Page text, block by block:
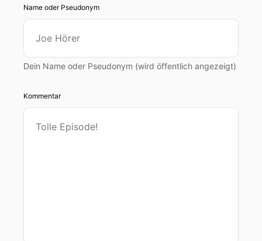
Name oder Pseudonym
Dein Name oder Pseudonym (wird öffentlich angezeigt)
Kommentar